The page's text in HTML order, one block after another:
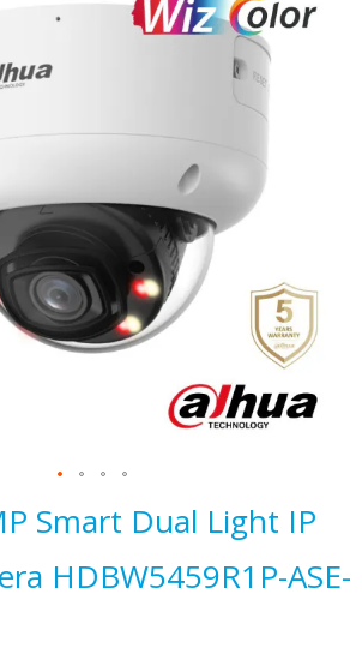
Smart Dual Light IP
HDBW5459R1P-ASE-